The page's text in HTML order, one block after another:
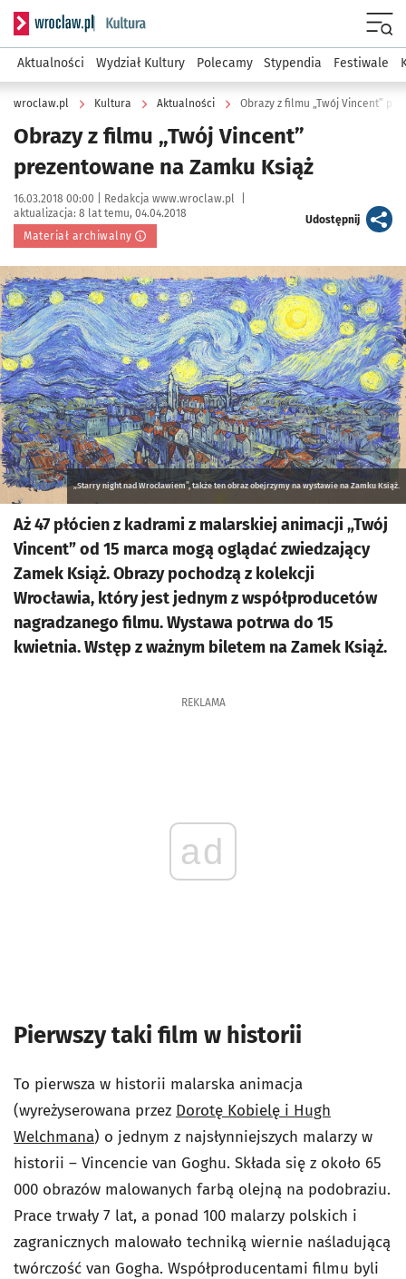
Serwis informacyjny wroclaw.pl podserwis: Kultura
Aktualności Wydział Kultury Polecamy Stypendia Festiwale
wroclaw.pl Kultura Aktualności Obrazy z filmu „Twój Vincent”
Obrazy z filmu „Twój Vincent”
prezentowane na Zamku Książ
Data publikacji:
16.03.2018 00:00 | Autor:
Redakcja www.wroclaw.pl
aktualizacja: 8 lat temu, 04.04.2018
Materiał archiwalny
Udostępnijartykuł
Kliknij, aby powiększyć
„Starry night nad Wrocławiem”, także ten obraz obejrzymy na wystawie na Zamku Książ.
Aż 47 płócien z kadrami z malarskiej animacji „Twój
Vincent” od 15 marca mogą oglądać zwiedzający
Zamek Książ. Obrazy pochodzą z kolekcji
Wrocławia, który jest jednym z współproducetów
nagradzanego filmu. Wystawa potrwa do 15
kwietnia. Wstęp z ważnym biletem na Zamek Książ.
REKLAMA
ad
Pierwszy taki film w historii
To pierwsza w historii malarska animacja
(wyreżyserowana przez Dorotę Kobielę i Hugh
Welchmana) o jednym z najsłynniejszych malarzy w
historii – Vincencie van Goghu. Składa się z około 65
000 obrazów malowanych farbą olejną na podobraziu.
Prace trwały 7 lat, a ponad 100 malarzy polskich i
zagranicznych malowało techniką wiernie naśladującą
twórczość van Gogha. Współproducentami filmu byli